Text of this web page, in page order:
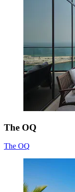
The OQ
The OQ